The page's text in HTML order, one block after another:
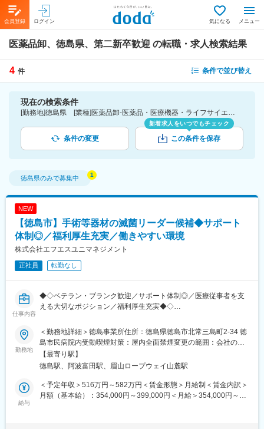
会員登録 ログイン 気になる メニュー
医薬品卸、徳島県、第二新卒歓迎 の転職・求人検索結果
4 件 条件で並び替え
現在の検索条件
[勤務地]徳島県 [業種]医薬品卸-医薬品・医療機器・ライフサイエンス・医療系サービス [詳細条件](募集・採用情報)第二新卒歓迎
条件の変更
新着求人をいつでもチェック
この条件を保存
徳島県のみで募集中
NEW
【徳島市】手術等器材の滅菌リーダー候補◆サポート
体制◎／福利厚生充実／働きやすい環境
株式会社エフエスユニマネジメント
正社員 転勤なし
仕事内容
◆◇ベテラン・ブランク歓迎／サポート体制◎／医療従事者を支
える大切なポジション／福利厚生充実◆◇
手術で使用する器材の洗浄・滅菌作業など、医療現場の感染管理
に寄与する業務です。グローブ、エプロン、フェイスシールド等
の防護具を着用して感染対策を徹底しています。また、器材の在
庫管理や洗浄機器・滅菌機器類の稼働状況管理も行います。
■具体的な仕事の流れ：
・洗浄工程：使用された医療器材を洗浄します。
勤務地
＜勤務地詳細＞徳島事業所住所：徳島県徳島市北常三島町2-34 徳
島市民病院内受動喫煙対策：屋内全面禁煙変更の範囲：会社の定
める事業所
【最寄り駅】
徳島駅、阿波富田駅、眉山ロープウェイ山麓駅
給与
＜予定年収＞516万円～582万円＜賃金形態＞月給制＜賃金内訳＞
月額（基本給）：354,000円～399,000円＜月給＞354,000円～